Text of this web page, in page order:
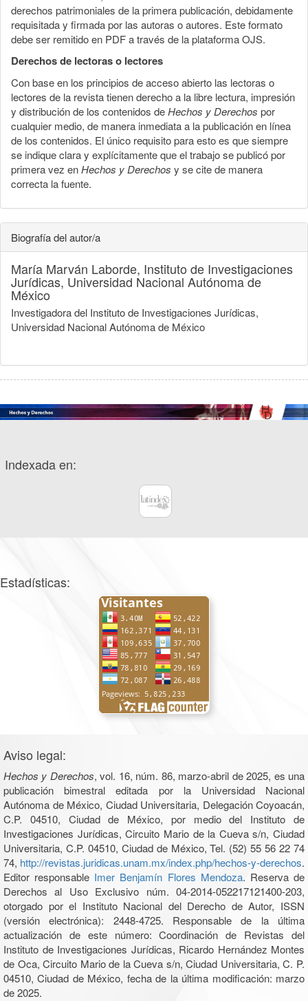
derechos patrimoniales de la primera publicación, debidamente
requisitada y firmada por las autoras o autores. Este formato
debe ser remitido en PDF a través de la plataforma OJS.
Derechos de lectoras o lectores
Con base en los principios de acceso abierto las lectoras o
lectores de la revista tienen derecho a la libre lectura, impresión
y distribución de los contenidos deHechos y Derechos por
cualquier medio, de manera inmediata a la publicación en línea
de los contenidos. El único requisito para esto es que siempre
se indique clara y explícitamente que el trabajo se publicó por
primera vez enHechos y Derechos y se cite de manera
correcta la fuente.
Biografía del autor/a
María Marván Laborde, Instituto de Investigaciones
Jurídicas, Universidad Nacional Autónoma de
México
Investigadora del Instituto de Investigaciones Jurídicas,
Universidad Nacional Autónoma de México
Indexada en:
Estadísticas:
Aviso legal:
Hechos y Derechos, vol. 16, núm. 86, marzo-abril de 2025, es una
publicación bimestral editada por la Universidad Nacional
Autónoma de México, Ciudad Universitaria, Delegación Coyoacán,
C.P. 04510, Ciudad de México, por medio del Instituto de
Investigaciones Jurídicas, Circuito Mario de la Cueva s/n, Ciudad
Universitaria, C.P. 04510, Ciudad de México, Tel. (52) 55 56 22 74
74, http://revistas.juridicas.unam.mx/index.php/hechos-y-derechos.
Editor responsable Imer Benjamín Flores Mendoza. Reserva de
Derechos al Uso Exclusivo núm. 04-2014-052217121400-203,
otorgado por el Instituto Nacional del Derecho de Autor, ISSN
(versión electrónica): 2448-4725. Responsable de la última
actualización de este número: Coordinación de Revistas del
Instituto de Investigaciones Jurídicas, Ricardo Hernández Montes
de Oca, Circuito Mario de la Cueva s/n, Ciudad Universitaria, C. P.
04510, Ciudad de México, fecha de la última modificación: marzo
de 2025.